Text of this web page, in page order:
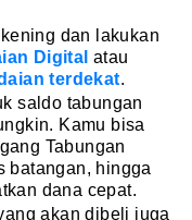
dan lakukan
Digital atau
terdekat.
saldo tabungan
Kamu bisa
Tabungan
batangan, hingga
dana cepat.
akan dibeli juga